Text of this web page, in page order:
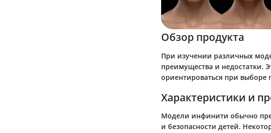
Обзор продукта
При изучении различных
преимущества и недостатки.
ориентироваться при выборе
Характеристики и
Модели инфинити обычно
и безопасности детей.